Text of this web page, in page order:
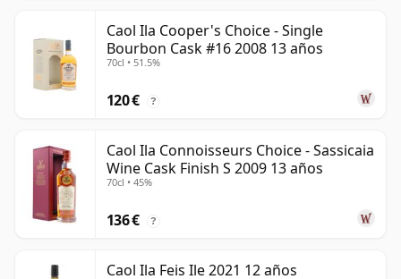
Caol Ila Cooper's Choice - Single
Bourbon Cask #16 2008 13 años
70cl • 51.5%
120 € ?
Caol Ila Connoisseurs Choice - Sassicaia
Wine Cask Finish S 2009 13 años
70cl • 45%
136 € ?
Caol Ila Feis Ile 2021 12 años